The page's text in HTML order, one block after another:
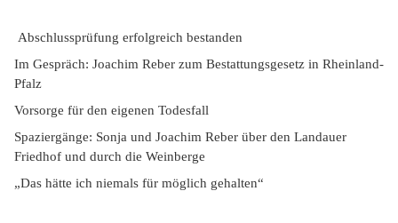
Abschlussprüfung erfolgreich bestanden
Im Gespräch: Joachim Reber zum Bestattungsgesetz in Rheinland-
Pfalz
Vorsorge für den eigenen Todesfall
Spaziergänge: Sonja und Joachim Reber über den Landauer
Friedhof und durch die Weinberge
„Das hätte ich niemals für möglich gehalten“